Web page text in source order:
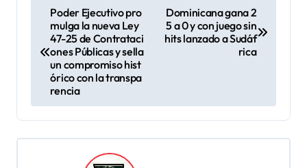
a
c
Poder Ejecutivo pro
mulga la nueva Ley
47-25 de Contrataci
ones Públicas y sella
un compromiso hist
órico con la transpa
rencia
Dominicana gana 2
5 a 0 y con juego sin
hits lanzado a Sudáf
rica